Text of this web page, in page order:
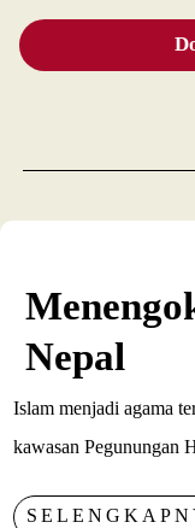
Nepal
Islam menjadi agama
kawasan Pegunungan